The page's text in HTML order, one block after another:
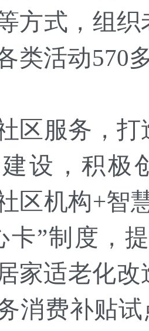
方式，组
类活动570
区服务，
设，积极
区机构+智
卡”制度，
家适老化
消费补贴